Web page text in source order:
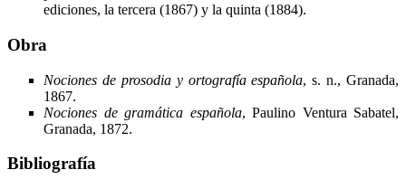
ediciones, la tercera (1867) y la quinta (1884).
Obra
Nociones de prosodia y ortografía española, s. n., Granada,
1867.
Nociones de gramática española, Paulino Ventura Sabatel,
Granada, 1872.
Bibliografía